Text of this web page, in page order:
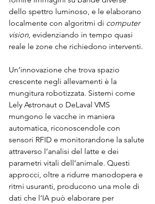
dello spettro luminoso, e le elaborano
localmente con algoritmi di computer
vision, evidenziando in tempo quasi
reale le zone che richiedono interventi.
Un’innovazione che trova spazio
crescente negli allevamenti è la
mungitura robotizzata. Sistemi come
Lely Astronaut o DeLaval VMS
mungono le vacche in maniera
automatica, riconoscendole con
sensori RFID e monitorandone la salute
attraverso l’analisi del latte e dei
parametri vitali dell’animale. Questi
approcci, oltre a ridurre manodopera e
ritmi usuranti, producono una mole di
dati che l’IA può elaborare per